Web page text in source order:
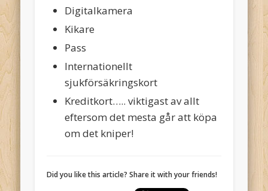
Digitalkamera
Kikare
Pass
Internationellt
sjukförsäkringskort
Kreditkort….. viktigast av allt
eftersom det mesta går att köpa
om det kniper!
Did you like this article? Share it with your friends!